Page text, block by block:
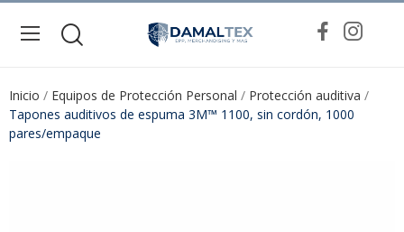
Inicio Equipos de Protección Personal
Protección auditiva
Tapones auditivos de espuma 3M™ 1100, sin cordón, 1000
pares/empaque